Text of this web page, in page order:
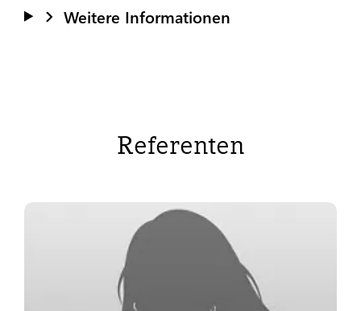
Weitere Informationen
Referenten